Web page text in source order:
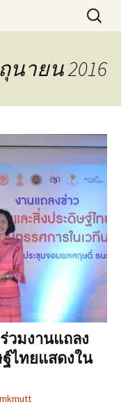
ค้นหา
สำหรับ:
นายน 2016
วมงานแถลง
ไทยแสดงใน